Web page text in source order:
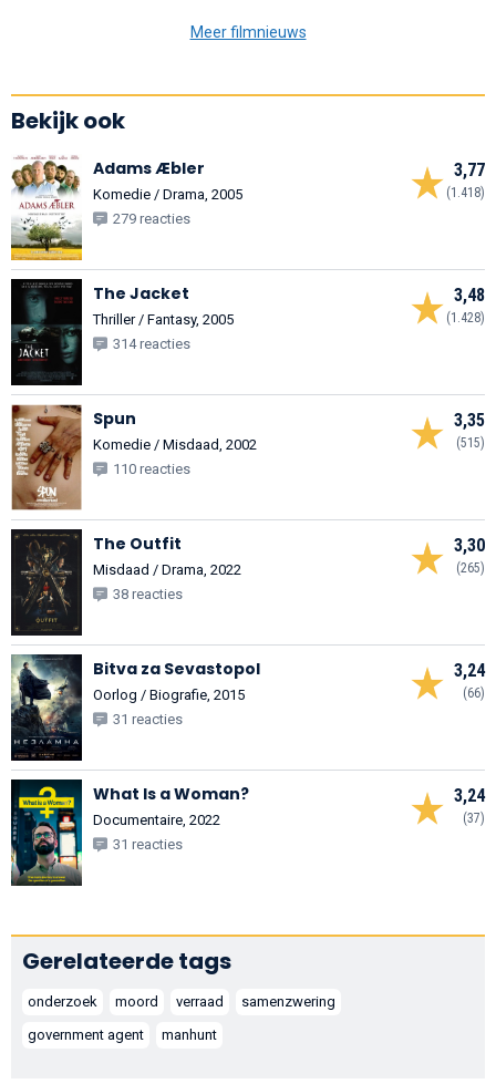
Meer filmnieuws
Bekijk ook
3,77
(1.418)
Adams Æbler
Komedie / Drama, 2005
279 reacties
3,48
(1.428)
The Jacket
Thriller / Fantasy, 2005
314 reacties
3,35
(515)
Spun
Komedie / Misdaad, 2002
110 reacties
3,30
(265)
The Outfit
Misdaad / Drama, 2022
38 reacties
3,24
(66)
Bitva za Sevastopol
Oorlog / Biografie, 2015
31 reacties
3,24
(37)
What Is a Woman?
Documentaire, 2022
31 reacties
Gerelateerde tags
onderzoek moord verraad
samenzwering
government agent
manhunt